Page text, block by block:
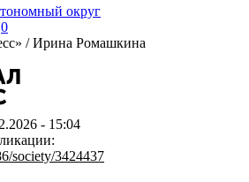
округ
0
/Ирина Ромашкина
- 15:04
society/3424437